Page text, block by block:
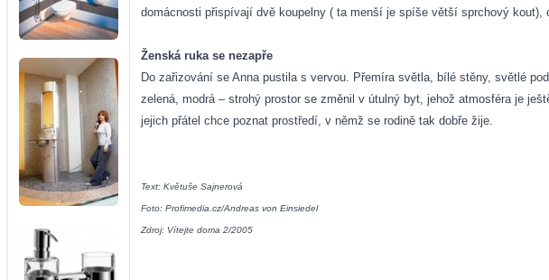
domácnosti přispívají dvě koupelny ( ta menší je spíše větší sprchový kout),
Ženská ruka se nezapře
Do zařizování se Anna pustila s vervou. Přemíra světla, bílé stěny, světlé
zelená, modrá – strohý prostor se změnil v útulný byt, jehož atmosféra je
jejich přátel chce poznat prostředí, v němž se rodině tak dobře žije.
Text: Květuše Sajnerová
Foto: Profimedia.cz/Andreas von Einsiedel
Zdroj: Vítejte doma 2/2005